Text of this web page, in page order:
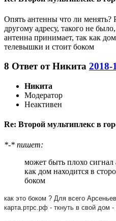
Опять антенны что ли
другому адресу, такого не
антенна принимает, так как
телевышки и стоит боком
8 Ответ отНикита 2018-
Никита
Модератор
Неактивен
Re: Второй мультиплекс в
*-* пишет:
может быть плохо сигнал
как дом находится в
боком
как это боком ? Для всего
карта.ртрс.рф - ткнуть в свой дом -